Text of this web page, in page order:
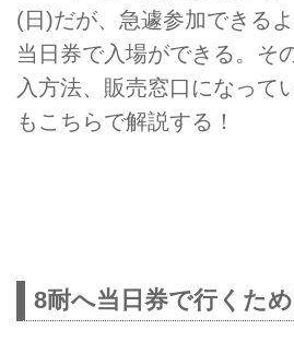
(日)だが、急遽参加できる
当日券で入場ができる。そ
入方法、販売窓口になって
もこちらで解説する！
8耐へ当日券で行くた